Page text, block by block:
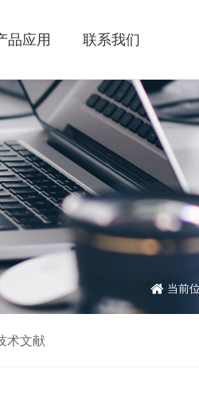
品应用 联系我们
当前
术文献